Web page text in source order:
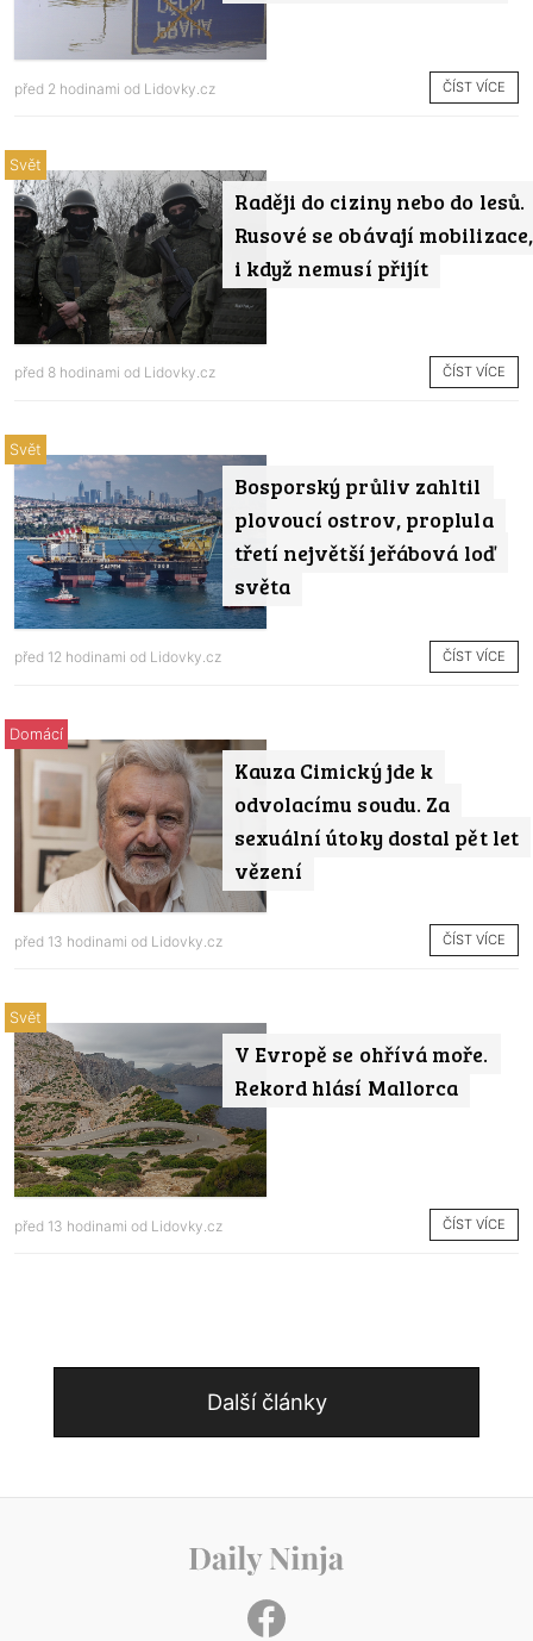
před 2 hodinami od Lidovky.cz ČÍST VÍCE
Raději do ciziny nebo do lesů.
Rusové se obávají mobilizace,
i když nemusí přijít
Svět
před 8 hodinami od Lidovky.cz ČÍST VÍCE
Bosporský průliv zahltil
plovoucí ostrov, proplula
třetí největší jeřábová loď
světa
Svět
před 12 hodinami od Lidovky.cz ČÍST VÍCE
Kauza Cimický jde k
odvolacímu soudu. Za
sexuální útoky dostal pět let
vězení
Domácí
před 13 hodinami od Lidovky.cz ČÍST VÍCE
V Evropě se ohřívá moře.
Rekord hlásí Mallorca
Svět
před 13 hodinami od Lidovky.cz ČÍST VÍCE
Další články